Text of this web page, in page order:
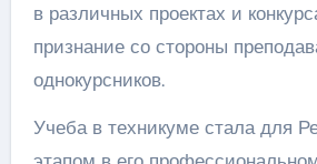
в различных проектах и
признание со стороны
однокурсников.
Учеба в техникуме стала для